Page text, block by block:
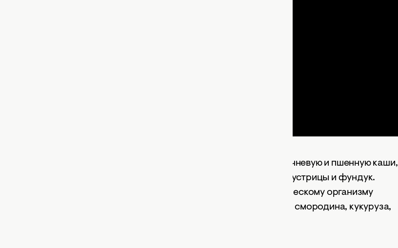
Специалисты призвали ежедневно употреблять гречневую и пшенную каши,
фасоль, горох, шпинат, сухое молоко, халву, оливки, устрицы и фундук.
Кроме того, суточную потребность в магнии человеческому организму
могут обеспечить ржаной и пшеничный хлеб, черная смородина, кукуруза,